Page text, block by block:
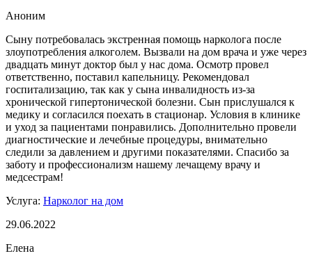
Аноним
Сыну потребовалась экстренная помощь нарколога после
злоупотребления алкоголем. Вызвали на дом врача и уже через
двадцать минут доктор был у нас дома. Осмотр провел
ответственно, поставил капельницу. Рекомендовал
госпитализацию, так как у сына инвалидность из-за
хронической гипертонической болезни. Сын прислушался к
медику и согласился поехать в стационар. Условия в клинике
и уход за пациентами понравились. Дополнительно провели
диагностические и лечебные процедуры, внимательно
следили за давлением и другими показателями. Спасибо за
заботу и профессионализм нашему лечащему врачу и
медсестрам!
Услуга: Нарколог на дом
29.06.2022
Елена